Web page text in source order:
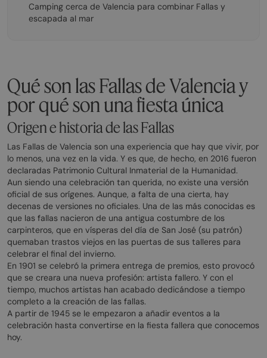
Camping cerca de Valencia para combinar Fallas y
escapada al mar
Qué son las Fallas de Valencia y
por qué son una fiesta única
Origen e historia de las Fallas
Las Fallas de Valencia son una experiencia que hay que vivir, por
lo menos, una vez en la vida. Y es que, de hecho, en 2016 fueron
declaradas Patrimonio Cultural Inmaterial de la Humanidad.
Aun siendo una celebración tan querida, no existe una versión
oficial de sus orígenes. Aunque, a falta de una cierta, hay
decenas de versiones no oficiales. Una de las más conocidas es
que las fallas nacieron de una antigua costumbre de los
carpinteros, que en vísperas del día de San José (su patrón)
quemaban trastos viejos en las puertas de sus talleres para
celebrar el final del invierno.
En 1901 se celebró la primera entrega de premios, esto provocó
que se creara una nueva profesión: artista fallero. Y con el
tiempo, muchos artistas han acabado dedicándose a tiempo
completo a la creación de las fallas.
A partir de 1945 se le empezaron a añadir eventos a la
celebración hasta convertirse en la fiesta fallera que conocemos
hoy.